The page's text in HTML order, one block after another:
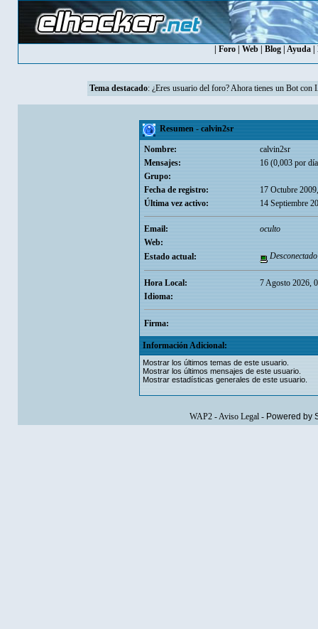
Foro| Web| Blog| Ayuda|
Tema destacado: ¿Eres usuario del foro? Ahora tienes un Bot con
Resumen - calvin2sr
Nombre:
calvin2sr
Mensajes:
16 (0,003 por
Grupo:
Fecha de registro:
17 Octubre
Última vez activo:
14 Septiembre
Email:
oculto
Web:
Estado actual:
Desconectado
Hora Local:
7 Agosto 2026,
Idioma:
Firma:
Información Adicional:
Mostrar los últimos temas de este usuario.
Mostrar los últimos mensajes de este usuario.
Mostrar estadísticas generales de este usuario.
WAP2-Aviso Legal- Powered by